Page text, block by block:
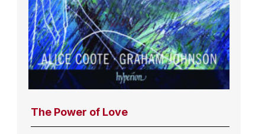
The Power of Love